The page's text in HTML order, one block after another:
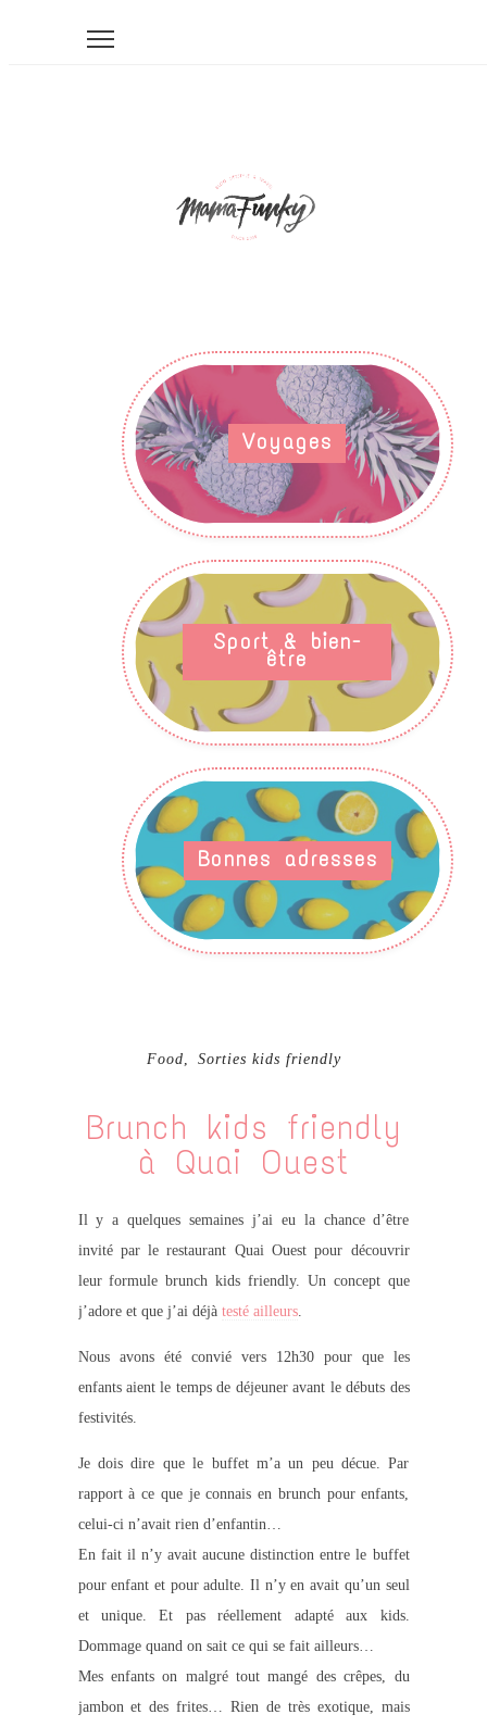
Voyages
Sport & bien-
être
Bonnes adresses
Food, Sorties kids friendly
Brunch kids friendly
à Quai Ouest
Il y a quelques semaines j’ai eu la chance d’être
invité par le restaurant Quai Ouest pour découvrir
leur formule brunch kids friendly. Un concept que
j’adore et que j’ai déjà testé ailleurs.
Nous avons été convié vers 12h30 pour que les
enfants aient le temps de déjeuner avant le débuts des
festivités.
Je dois dire que le buffet m’a un peu décue. Par
rapport à ce que je connais en brunch pour enfants,
celui-ci n’avait rien d’enfantin…
En fait il n’y avait aucune distinction entre le buffet
pour enfant et pour adulte. Il n’y en avait qu’un seul
et unique. Et pas réellement adapté aux kids.
Dommage quand on sait ce qui se fait ailleurs…
Mes enfants on malgré tout mangé des crêpes, du
jambon et des frites… Rien de très exotique, mais